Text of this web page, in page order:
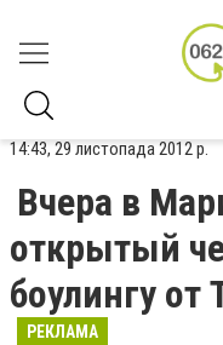
14:43, 29 листопада 2012 р.
Вчера в
открытый
боулингу от
РЕКЛАМА